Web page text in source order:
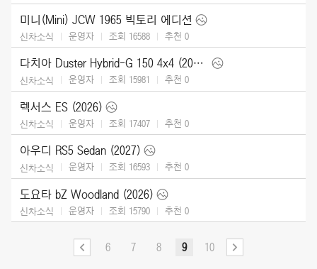
미니(Mini) JCW 1965 빅토리 에디션
신차소식 운영자 조회 16588 추천 0
다치아 Duster Hybrid-G 150 4x4 (2026)
신차소식 운영자 조회 15981 추천 0
렉서스 ES (2026)
신차소식 운영자 조회 17407 추천 0
아우디 RS5 Sedan (2027)
신차소식 운영자 조회 16593 추천 0
도요타 bZ Woodland (2026)
신차소식 운영자 조회 15790 추천 0
6 7 8 9 10